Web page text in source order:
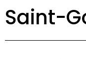
Saint-